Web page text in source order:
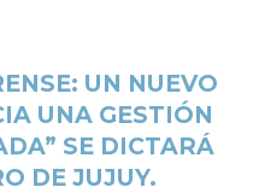
UN NUEVO
UNA GESTIÓN
SE DICTARÁ
DE JUJUY.